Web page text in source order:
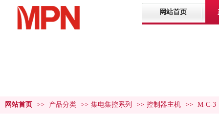
网站首页
产品中心
网站首页 >> 产品分类 >> 集电集控系列 >> 控制器主机 >> M-C-3